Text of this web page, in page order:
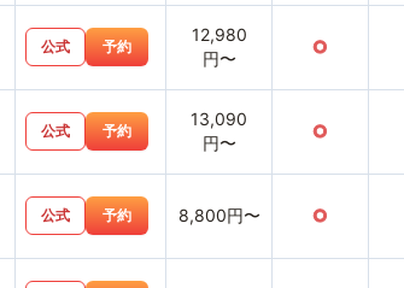
公式 予約
12,980
円〜
○
公式 予約
13,090
円〜
○
公式 予約 8,800円〜 ○